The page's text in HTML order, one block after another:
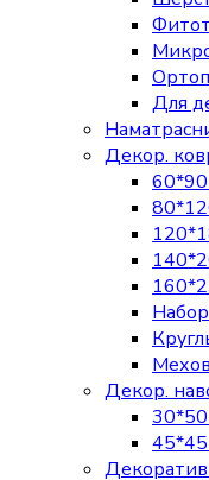
Для
Декор.
Декор.